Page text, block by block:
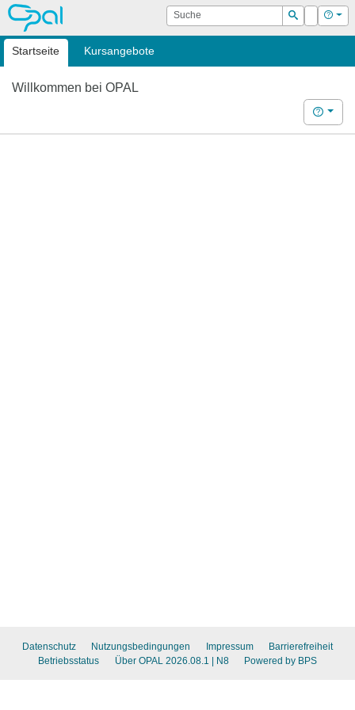
OPAL Suche
Suchen
Login Hilfe
Startseite Kursangebote
Willkommen bei OPAL
Hilfe
Datenschutz Nutzungsbedingungen Impressum
Barrierefreiheit
Betriebsstatus
Über OPAL 2026.08.1 | N8 Powered by BPS